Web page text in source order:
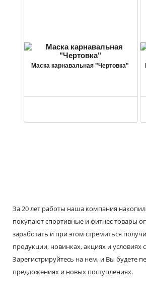
Маска карнавальная "Чертовка"
За 20 лет работы наша компания
покупают спортивные и фитнес товары
заработать и при этом стремиться
продукции, новинках, акциях и
Зарегистрируйтесь на нем, и Вы
предложениях и новых поступлениях.